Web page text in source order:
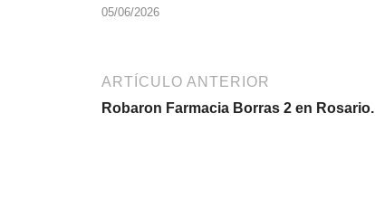
05/06/2026
ARTÍCULO ANTERIOR
Robaron Farmacia Borras 2 en Rosario.